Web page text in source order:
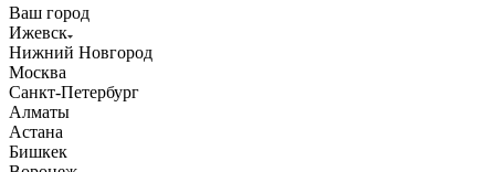
Ваш город
Ижевск
Нижний Новгород
Москва
Санкт-Петербург
Алматы
Астана
Бишкек